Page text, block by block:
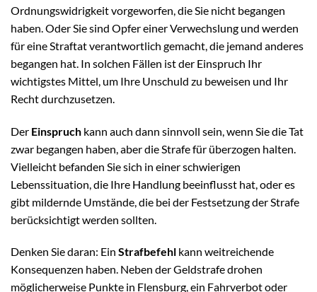
Ordnungswidrigkeit vorgeworfen, die Sie nicht begangen
haben. Oder Sie sind Opfer einer Verwechslung und werden
für eine Straftat verantwortlich gemacht, die jemand anderes
begangen hat. In solchen Fällen ist der Einspruch Ihr
wichtigstes Mittel, um Ihre Unschuld zu beweisen und Ihr
Recht durchzusetzen.
Der Einspruch kann auch dann sinnvoll sein, wenn Sie die Tat
zwar begangen haben, aber die Strafe für überzogen halten.
Vielleicht befanden Sie sich in einer schwierigen
Lebenssituation, die Ihre Handlung beeinflusst hat, oder es
gibt mildernde Umstände, die bei der Festsetzung der Strafe
berücksichtigt werden sollten.
Denken Sie daran: Ein Strafbefehl kann weitreichende
Konsequenzen haben. Neben der Geldstrafe drohen
möglicherweise Punkte in Flensburg, ein Fahrverbot oder